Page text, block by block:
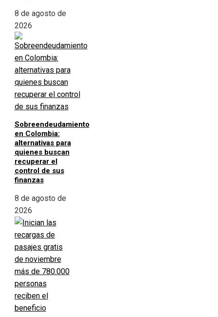
8 de agosto de
2026
Sobreendeudamiento
en Colombia:
alternativas para
quienes buscan
recuperar el
control de sus
finanzas
8 de agosto de
2026